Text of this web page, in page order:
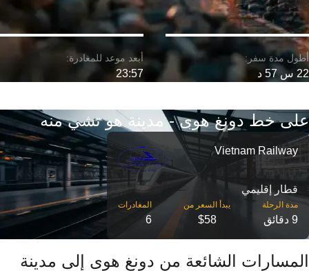
22 س 57 د 23:57
على خط دونغ هوى - مدينة هو تشي منه
Vietnam Railway
قطار إقليمي
مدة الرحلة
9 دقائق $58
6
المسارات الشائعة من دونغ هوى إلى مدينة